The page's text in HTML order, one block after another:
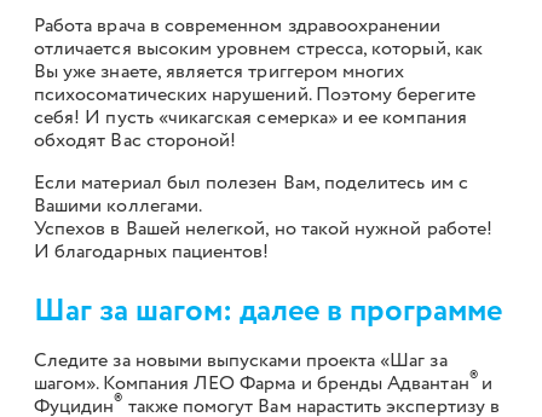
Работа врача в современном здравоохранении
отличается высоким уровнем стресса, который, как
Вы уже знаете, является триггером многих
психосоматических нарушений. Поэтому берегите
себя! И пусть «чикагская семерка» и ее компания
обходят Вас стороной!
Если материал был полезен Вам, поделитесь им с
Вашими коллегами.
Успехов в Вашей нелегкой, но такой нужной работе!
И благодарных пациентов!
Шаг за шагом: далее в программе
Следите за новыми выпусками проекта «Шаг за
шагом». Компания ЛЕО Фарма и бренды Адвантан® и
Фуцидин® также помогут Вам нарастить экспертизу в